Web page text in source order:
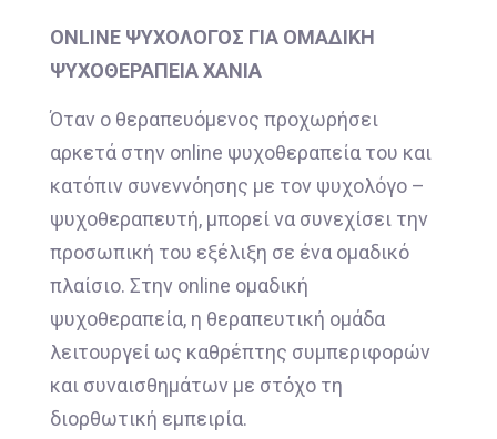
ONLINE ΨΥΧΟΛΟΓΟΣ ΓΙΑ ΟΜΑΔΙΚΗ
ΨΥΧΟΘΕΡΑΠΕΙΑ ΧΑΝΙΑ
Όταν ο θεραπευόμενος προχωρήσει
αρκετά στην online ψυχοθεραπεία του και
κατόπιν συνεννόησης με τον ψυχολόγο –
ψυχοθεραπευτή, μπορεί να συνεχίσει την
προσωπική του εξέλιξη σε ένα ομαδικό
πλαίσιο. Στην online ομαδική
ψυχοθεραπεία, η θεραπευτική ομάδα
λειτουργεί ως καθρέπτης συμπεριφορών
και συναισθημάτων με στόχο τη
διορθωτική εμπειρία.